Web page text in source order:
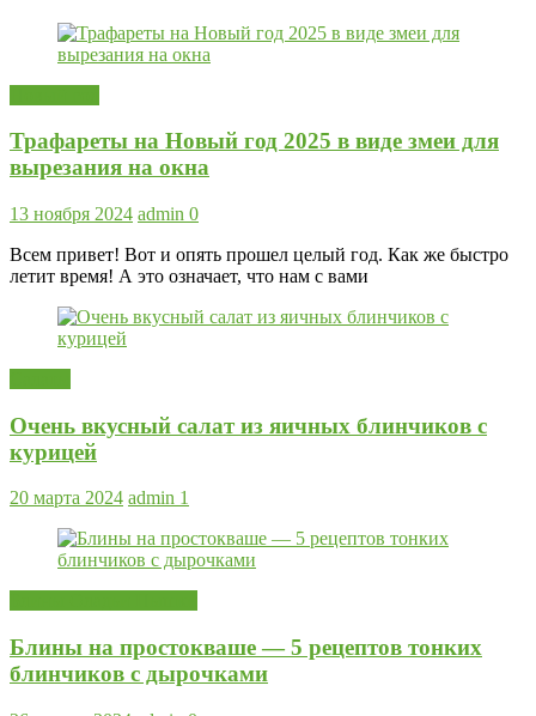
Трафареты на Новый год 2025 в виде змеи для
вырезания на окна
13 ноября 2024 admin 0
Всем привет! Вот и опять прошел целый год. Как же быстро
летит время! А это означает, что нам с вами
Очень вкусный салат из яичных блинчиков с
курицей
20 марта 2024 admin 1
Блины на простокваше — 5 рецептов тонких
блинчиков с дырочками